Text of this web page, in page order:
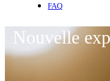
FAQ
Nouvelle